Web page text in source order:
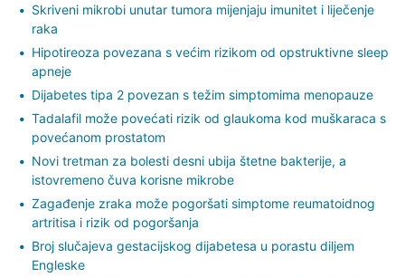
Skriveni mikrobi unutar tumora mijenjaju imunitet i liječenje
raka
Hipotireoza povezana s većim rizikom od opstruktivne sleep
apneje
Dijabetes tipa 2 povezan s težim simptomima menopauze
Tadalafil može povećati rizik od glaukoma kod muškaraca s
povećanom prostatom
Novi tretman za bolesti desni ubija štetne bakterije, a
istovremeno čuva korisne mikrobe
Zagađenje zraka može pogoršati simptome reumatoidnog
artritisa i rizik od pogoršanja
Broj slučajeva gestacijskog dijabetesa u porastu diljem
Engleske